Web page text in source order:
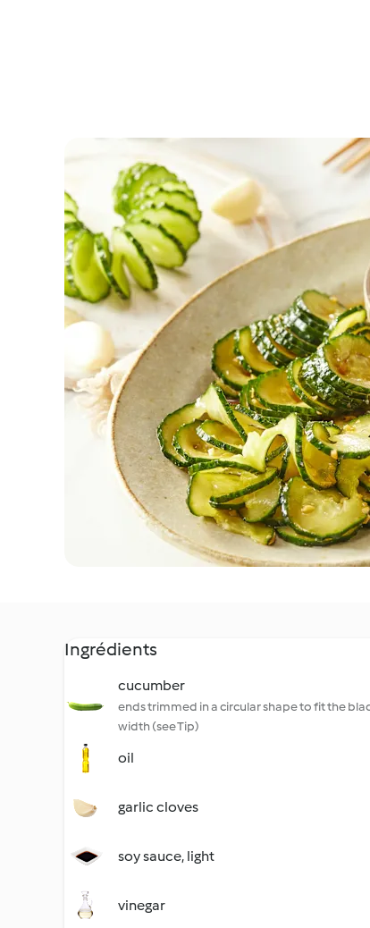
Ingrédients
cucumber
ends trimmed in a circular shape to fit the
width (see Tip)
oil
garlic cloves
soy sauce, light
vinegar